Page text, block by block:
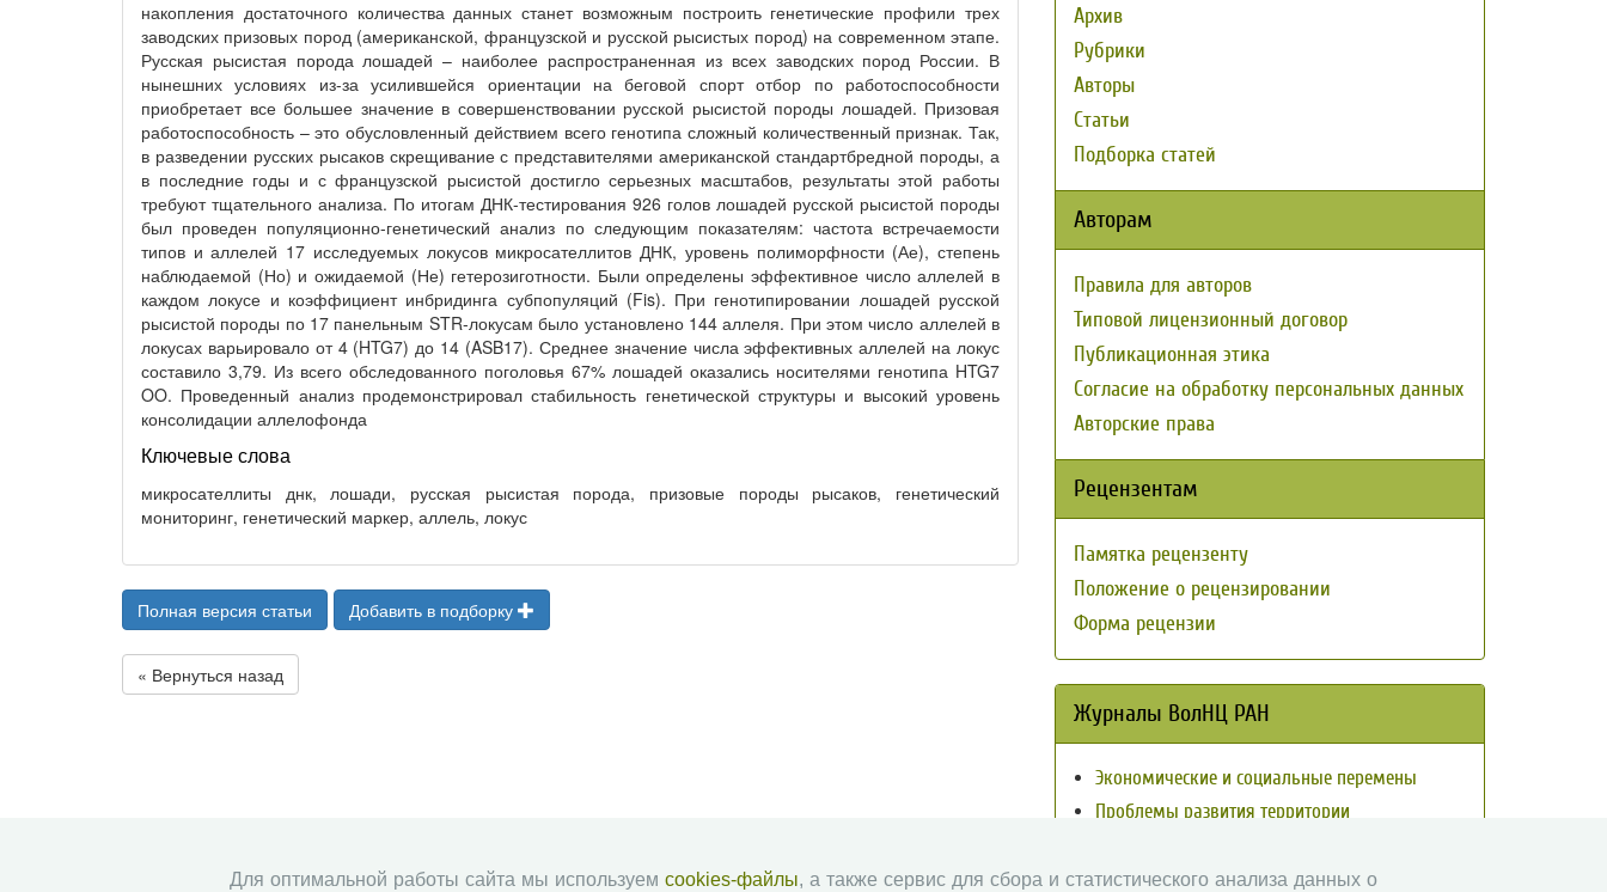
накопления достаточного количества данных станет возможным построить генетические профили трех
заводских призовых пород (американской, французской и русской рысистых пород) на современном этапе.
Русская рысистая порода лошадей – наиболее распространенная из всех заводских пород России. В
нынешних условиях из-за усилившейся ориентации на беговой спорт отбор по работоспособности
приобретает все большее значение в совершенствовании русской рысистой породы лошадей. Призовая
работоспособность – это обусловленный действием всего генотипа сложный количественный признак. Так,
в разведении русских рысаков скрещивание с представителями американской стандартбредной породы, а
в последние годы и с французской рысистой достигло серьезных масштабов, результаты этой работы
требуют тщательного анализа. По итогам ДНК-тестирования 926 голов лошадей русской рысистой породы
был проведен популяционно-генетический анализ по следующим показателям: частота встречаемости
типов и аллелей 17 исследуемых локусов микросателлитов ДНК, уровень полиморфности (Ае), степень
наблюдаемой (Но) и ожидаемой (Не) гетерозиготности. Были определены эффективное число аллелей в
каждом локусе и коэффициент инбридинга субпопуляций (Fis). При генотипировании лошадей русской
рысистой породы по 17 панельным STR-локусам было установлено 144 аллеля. При этом число аллелей в
локусах варьировало от 4 (HTG7) до 14 (ASB17). Среднее значение числа эффективных аллелей на локус
составило 3,79. Из всего обследованного поголовья 67% лошадей оказались носителями генотипа HTG7
OO. Проведенный анализ продемонстрировал стабильность генетической структуры и высокий уровень
консолидации аллелофонда
Ключевые слова
микросателлиты днк, лошади, русская рысистая порода, призовые породы рысаков, генетический
мониторинг, генетический маркер, аллель, локус
Полная версия статьи Добавить в подборку
« Вернуться назад
Архив
Рубрики
Авторы
Статьи
Подборка статей
Авторам
Правила для авторов
Типовой лицензионный договор
Публикационная этика
Согласие на обработку персональных данных
Авторские права
Рецензентам
Памятка рецензенту
Положение о рецензировании
Форма рецензии
Журналы ВолНЦ РАН
Экономические и социальные перемены
Проблемы развития территории
Социальное пространство
Для оптимальной работы сайта мы используем cookies-файлы, а также сервис для сбора и статистического анализа данных о